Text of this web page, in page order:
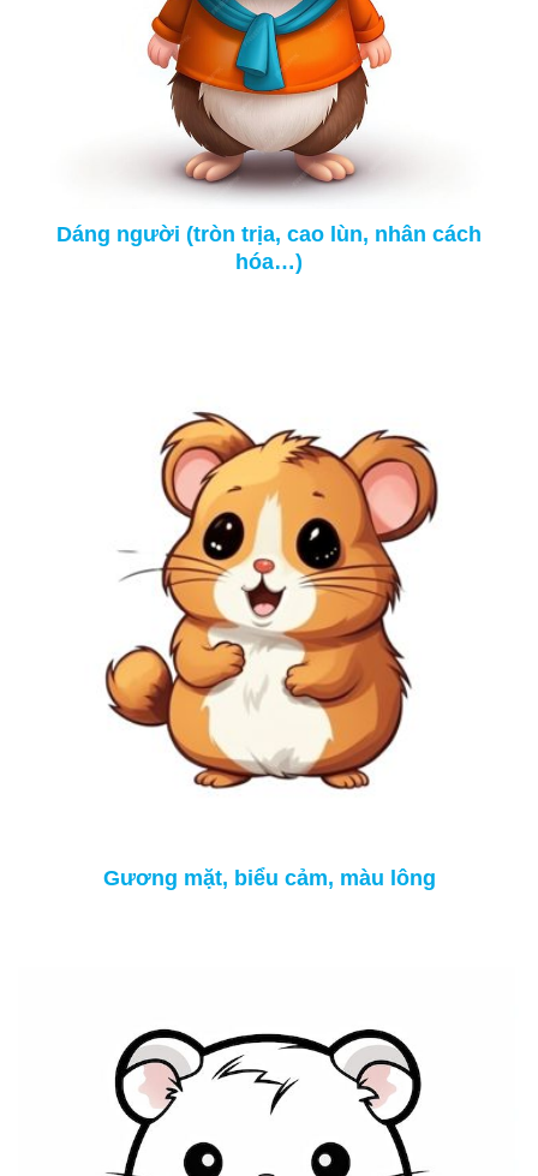
Dáng người (tròn trịa, cao lùn, nhân cách
hóa…)
Gương mặt, biểu cảm, màu lông